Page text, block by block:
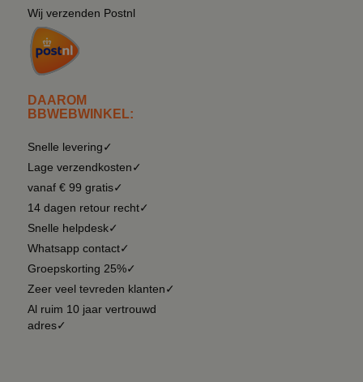
Wij verzenden Postnl
DAAROM
BBWEBWINKEL:
Snelle levering✓
Lage verzendkosten✓
vanaf € 99 gratis✓
14 dagen retour recht✓
Snelle helpdesk✓
Whatsapp contact✓
Groepskorting 25%✓
Zeer veel tevreden klanten✓
Al ruim 10 jaar vertrouwd
adres✓